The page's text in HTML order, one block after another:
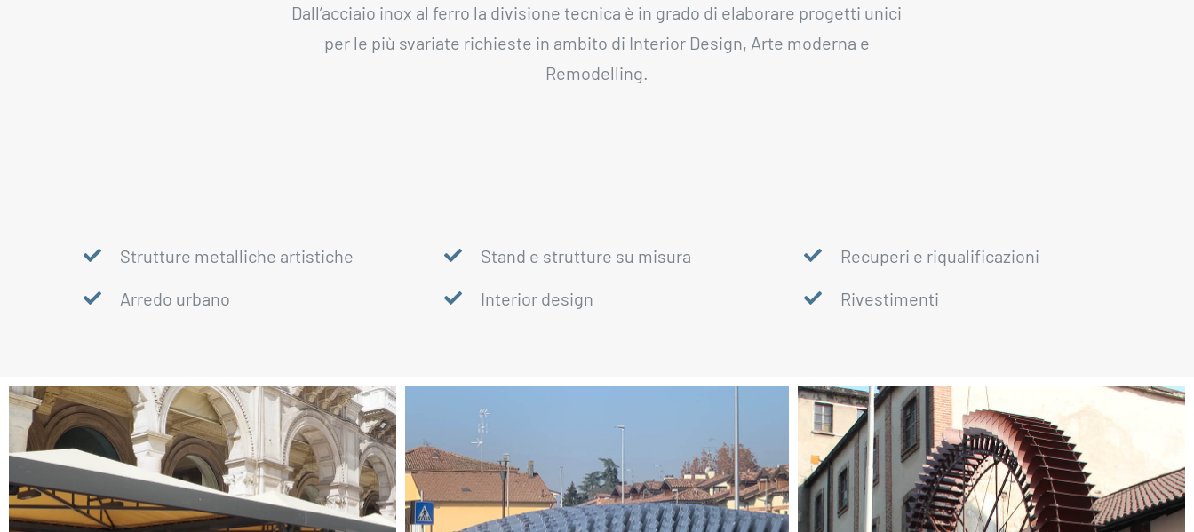
Dall’acciaio inox al ferro la divisione tecnica è in grado di elaborare progetti unici
per le più svariate richieste in ambito di Interior Design, Arte moderna e
Remodelling.
Strutture metalliche artistiche
Arredo urbano
Stand e strutture su misura
Interior design
Recuperi e riqualificazioni
Rivestimenti